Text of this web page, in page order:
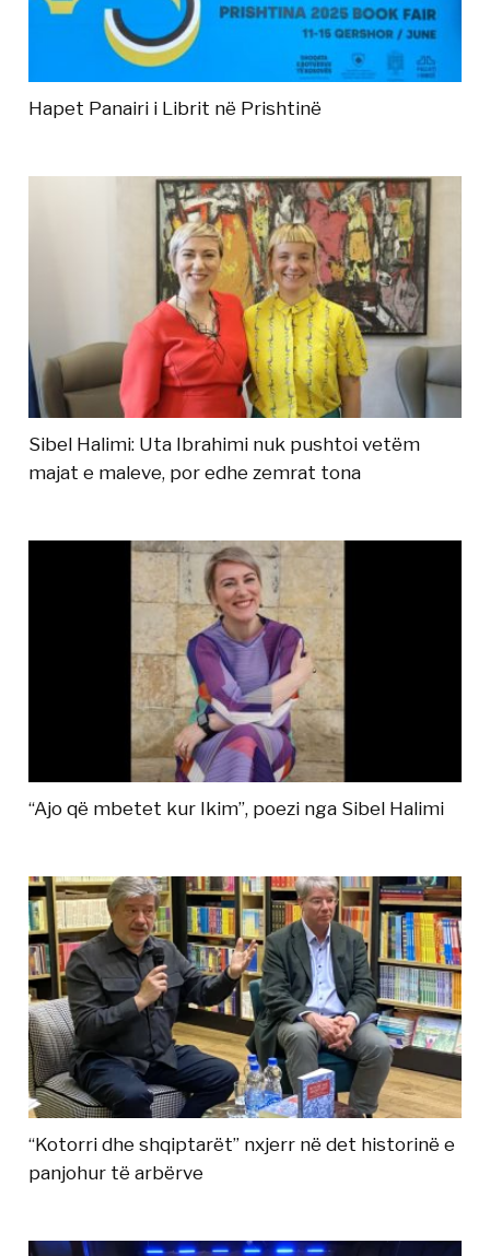
Hapet Panairi i Librit në Prishtinë
Sibel Halimi: Uta Ibrahimi nuk pushtoi vetëm
majat e maleve, por edhe zemrat tona
“Ajo që mbetet kur Ikim”, poezi nga Sibel Halimi
“Kotorri dhe shqiptarët” nxjerr në det historinë e
panjohur të arbërve